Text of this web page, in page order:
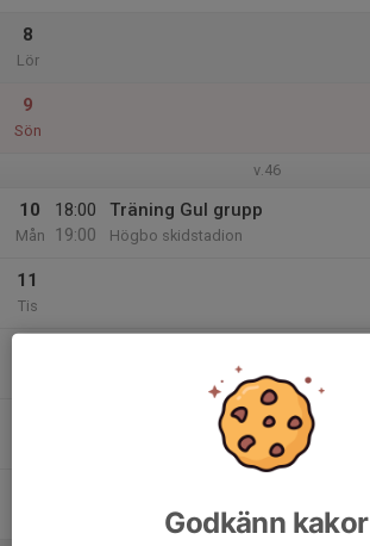
8
Lör
9
Sön
v.46
10
Mån
18:00
19:00
Träning Gul grupp
Högbo skidstadion
11
Tis
Godkänn kakor